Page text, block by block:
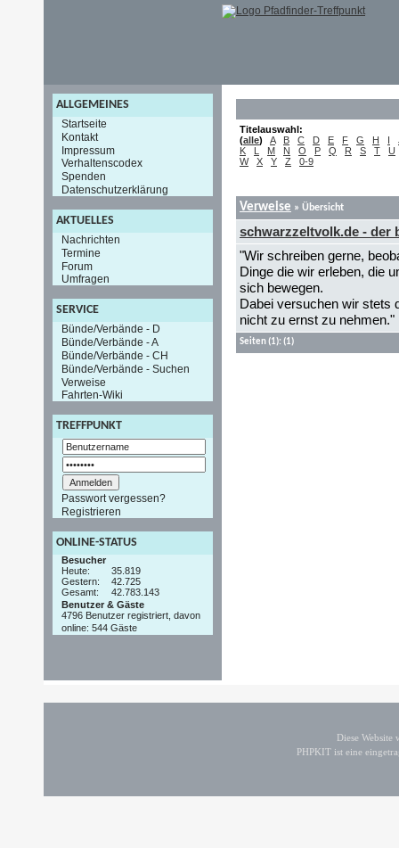
ALLGEMEINES
Startseite
Kontakt
Impressum
Verhaltenscodex
Spenden
Datenschutzerklärung
AKTUELLES
Nachrichten
Termine
Forum
Umfragen
SERVICE
Bünde/Verbände - D
Bünde/Verbände - A
Bünde/Verbände - CH
Bünde/Verbände - Suchen
Verweise
Fahrten-Wiki
TREFFPUNKT
Passwort vergessen?
Registrieren
ONLINE-STATUS
Besucher
Heute:
35.819
Gestern:
42.725
Gesamt:
42.783.143
Benutzer & Gäste
4796 Benutzer registriert, davon
online: 544 Gäste
Titelauswahl:
(alle) A B C D E F G H I
K
L M N O P Q R S T
U
W
X Y Z 0-9
Verweise » Übersicht
schwarzzeltvolk.de - der
"Wir schreiben gerne,
Dinge die wir erleben, die
sich bewegen.
Dabei versuchen wir stets
nicht zu ernst zu nehmen."
Seiten(1): (1)
Diese
PHPKIT ist eine